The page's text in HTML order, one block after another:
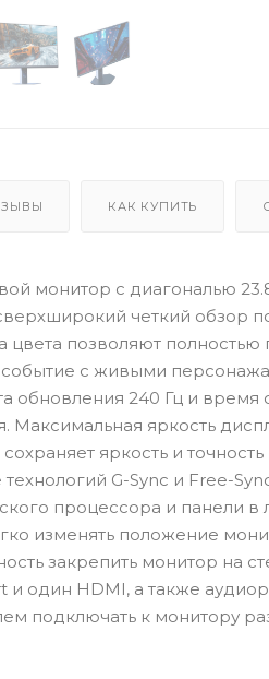
КАК КУПИТЬ
монитор с диагональю
четкий обзор
цвета позволяют
событие с живыми
обновления 240 Гц и
яркость
яркость и
G-Sync и Free-
процессора и панели
изменять положение
закрепить монитор на
один HDMI, а также
подключать к монитору